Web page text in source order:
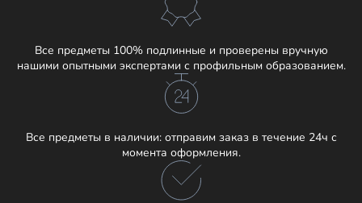
Все предметы 100% подлинные и проверены вручную
нашими опытными экспертами с профильным образованием.
Все предметы в наличии: отправим заказ в течение 24ч с
момента оформления.